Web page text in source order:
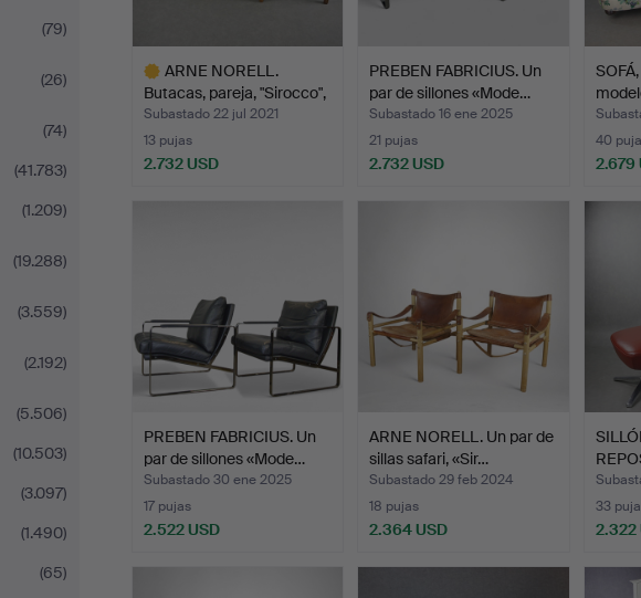
(79)
(26)
(74)
(41.783)
(1.209)
(19.288)
(3.559)
(2.192)
(5.506)
(10.503)
(3.097)
(1.490)
(65)
ARNE NORELL.
Butacas, pareja, "Sirocco",
j…
Subastado 22 jul 2021
13 pujas
2.732 USD
PREBEN FABRICIUS. Un
par de sillones «Mode…
Subastado 16 ene 2025
21 pujas
2.732 USD
40
2.679
PREBEN FABRICIUS. Un
par de sillones «Mode…
Subastado 30 ene 2025
17 pujas
2.522 USD
ARNE NORELL. Un par de
sillas safari, «Sir…
Subastado 29 feb 2024
18 pujas
2.364 USD
Desi…
33
2.322